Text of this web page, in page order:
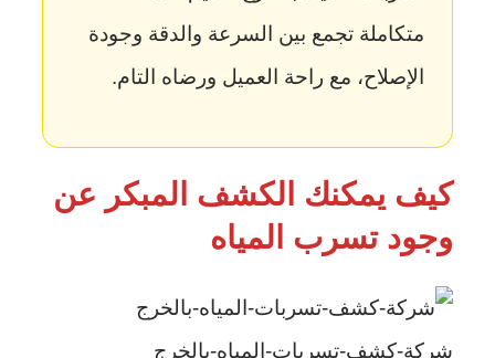
متكاملة تجمع بين السرعة والدقة وجودة
الإصلاح، مع راحة العميل ورضاه التام.
كيف يمكنك الكشف المبكر عن
وجود تسرب المياه
شركة-كشف-تسربات-المياه-بالخرج